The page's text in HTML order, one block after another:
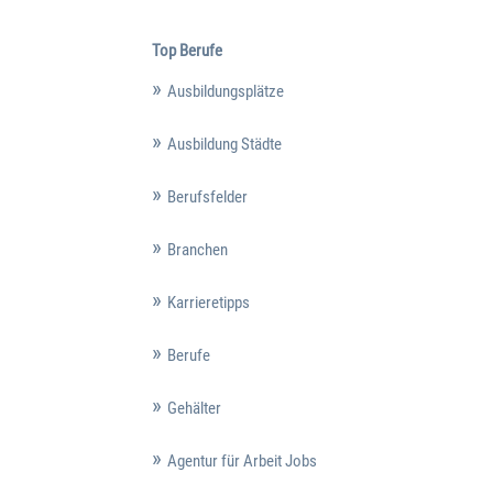
Top Berufe
Ausbildungsplätze
Ausbildung Städte
Berufsfelder
Branchen
Karrieretipps
Berufe
Gehälter
Agentur für Arbeit Jobs